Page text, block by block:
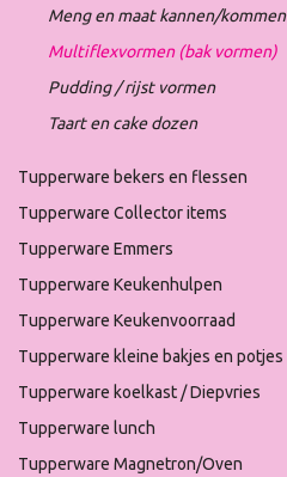
Meng en maat kannen/kommen
Multiflexvormen (bak vormen)
Pudding / rijst vormen
Taart en cake dozen
Tupperware bekers en flessen
Tupperware Collector items
Tupperware Emmers
Tupperware Keukenhulpen
Tupperware Keukenvoorraad
Tupperware kleine bakjes en potjes
Tupperware koelkast / Diepvries
Tupperware lunch
Tupperware Magnetron/Oven